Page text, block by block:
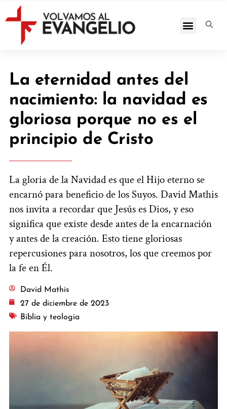
La eternidad antes del
nacimiento: la navidad es
gloriosa porque no es el
principio de Cristo
La gloria de la Navidad es que el Hijo eterno se
encarnó para beneficio de los Suyos. David Mathis
nos invita a recordar que Jesús es Dios, y eso
significa que existe desde antes de la encarnación
y antes de la creación. Esto tiene gloriosas
repercusiones para nosotros, los que creemos por
la fe en Él.
David Mathis
27 de diciembre de 2023
Biblia y teología